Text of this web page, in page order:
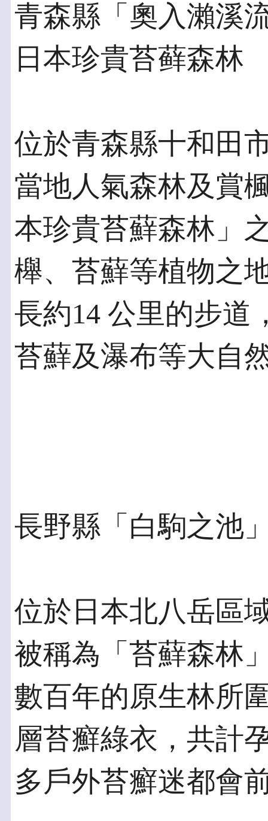
青森縣「奧入瀨溪
日本珍貴苔藓森林
位於青森縣十和田
當地人氣森林及賞
本珍貴苔蘚森林」
櫸、苔蘚等植物之
長約14 公里的步道
苔蘚及瀑布等大自
長野縣「白駒之池
位於日本北八岳區
被稱為「苔蘚森林
數百年的原生林所
層苔癬綠衣，共計
多戶外苔癬迷都會